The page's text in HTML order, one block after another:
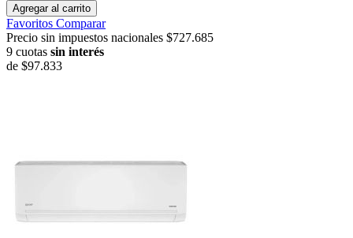
Agregar al carrito
Favoritos Comparar
Precio sin impuestos nacionales $727.685
9 cuotas sin interés
de $97.833